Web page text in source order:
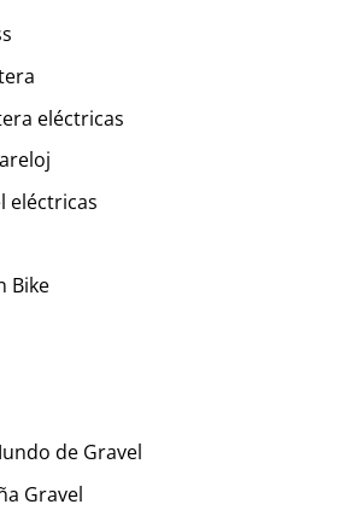
eléctricas
eléctricas
Bike
de Gravel
Gravel